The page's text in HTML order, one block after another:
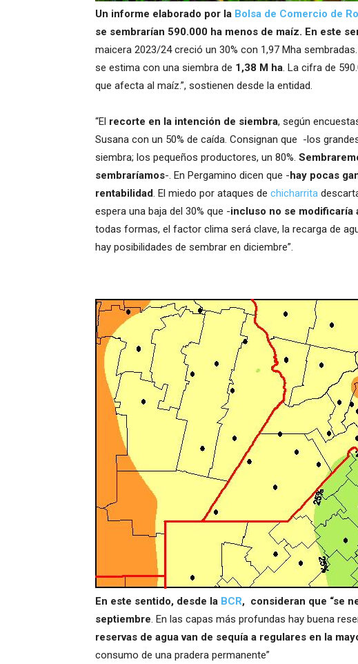
Un informe elaborado por la Bolsa de Comercio de
se sembrarían 590.000 ha menos de maíz. En este
maicera 2023/24 creció un 30% con 1,97 Mha
se estima con una siembra de 1,38 M ha. La cifra de
que afecta al maíz.”, sostienen desde la entidad.
“El recorte en la intención de siembra, según
Susana con un 50% de caída. Consignan que -los
siembra; los pequeños productores, un 80%.
sembraríamos-. En Pergamino dicen que -hay pocas
rentabilidad. El miedo por ataques de chicharrita
espera una baja del 30% que -incluso no se modificaría
todas formas, el factor clima será clave, la recarga de
hay posibilidades de sembrar en diciembre”.
En este sentido, desde la BCR, consideran que “se
septiembre. En las capas más profundas hay buena
reservas de agua van de sequía a regulares en la
consumo de una pradera permanente”